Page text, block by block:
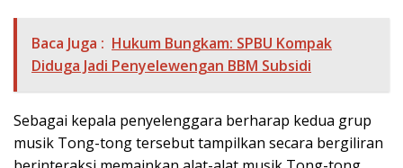
Baca Juga : Hukum Bungkam: SPBU Kompak
Diduga Jadi Penyelewengan BBM Subsidi
Sebagai kepala penyelenggara berharap kedua grup
musik Tong-tong tersebut tampilkan secara bergiliran